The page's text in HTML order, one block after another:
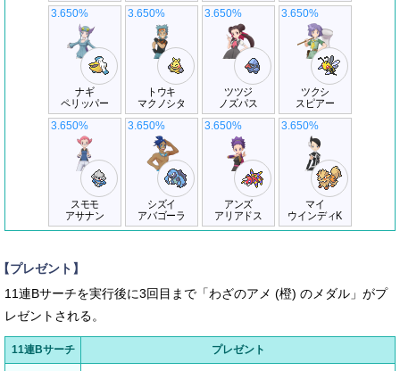
ナギ
ペリッパー
3.650%
トウキ
マクノシタ
3.650%
ツツジ
ノズパス
3.650%
ツクシ
スピアー
3.650%
スモモ
アサナン
3.650%
シズイ
アバゴーラ
3.650%
アンズ
アリアドス
3.650%
マイ
ウインディK
3.650%
プレゼント】
11連Bサーチを実行後に3回目まで「わざのアメ (橙) のメダル」がプ
レゼントされる。
11連Bサーチ プレゼント